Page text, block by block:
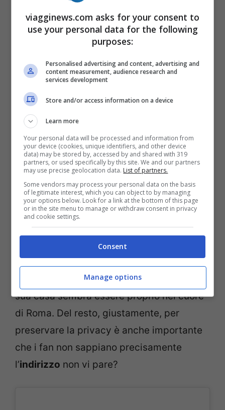
Anna tatangelo, guapo – il
singolo con geolier
Probabilmente la Tatangelo è rimasta a
all’ex marito di vedere con continuità il
figlio Andrea. Entrambi infatti hanno
spesso ribadito come la felicità del piccolo
fosse fondamentale. E da bravi genitori
infatti cercano di mantenere lontani dai
riflettori problemi e scontri di ogni tipo.
Ecco allora che per rispondere alla
domanda sudove vive Anna Tatangelo,
non abbiamo notizie precise se non che la
sua casa sembra essere proprio nel cuore
di Roma. Del resto, giustamente, per
preservare la privacy è anche importante
che i fan non sappiano precisamente
l’indirizzo non vi pare?
viagginews.com asks for your consent to
use your personal data for the following
purposes:
Personalised advertising and content, advertising and
content measurement, audience research and
services development
Store and/or access information on a device
Learn more
Your personal data will be processed and information from
your device (cookies, unique identifiers, and other device
data) may be stored by, accessed by and shared with 319
partners, or used specifically by this site. We and our partners
may use precise geolocation data. List of partners.
Some vendors may process your personal data on the basis
of legitimate interest, which you can object to by managing
your options below. Look for a link at the bottom of this page
or in the site menu to manage or withdraw consent in privacy
and cookie settings.
Consent
Manage options